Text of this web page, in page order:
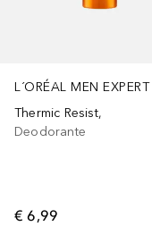
L´ORÉAL MEN EXPERT
Thermic Resist,
Deodorante
€ 6,99